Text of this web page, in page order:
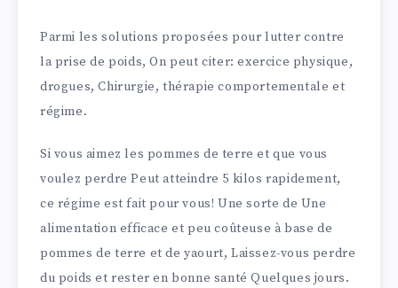
Parmi les solutions proposées pour lutter contre
la prise de poids, On peut citer: exercice physique,
drogues, Chirurgie, thérapie comportementale et
régime.
Si vous aimez les pommes de terre et que vous
voulez perdre Peut atteindre 5 kilos rapidement,
ce régime est fait pour vous! Une sorte de Une
alimentation efficace et peu coûteuse à base de
pommes de terre et de yaourt, Laissez-vous perdre
du poids et rester en bonne santé Quelques jours.